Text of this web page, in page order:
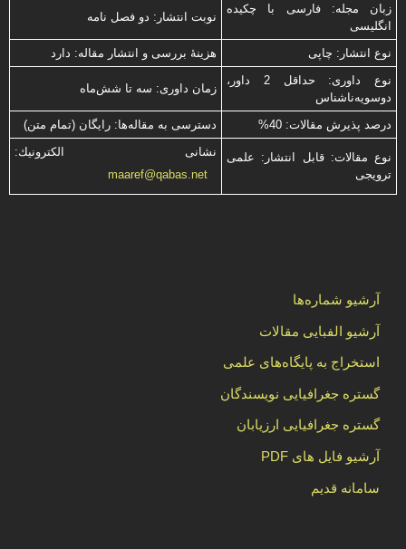
زبان مجله: فارسی با چكیده
انگلیسی
نوبت انتشار: دو فصل نامه
نوع انتشار: چاپی
هزینۀ بررسی و انتشار مقاله: دارد
نوع داوری: حداقل 2 داور،
دوسویه‌ناشناس
زمان داوری: سه تا شش‌ماه
درصد پذیرش مقالات: 40% دسترسی به مقاله‌ها: رایگان (تمام متن)
نوع مقالات: قابل انتشار: علمی
ترویجی
نشانی الكترونیك:
maaref@qabas.net
آرشیو شماره‌ها
آرشیو الفبایی مقالات
استخراج به پایگاه‌های علمی
گستره جغرافیایی نویسندگان
گستره جغرافیایی ارزیابان
آرشیو فایل های PDF
سامانه قدیم